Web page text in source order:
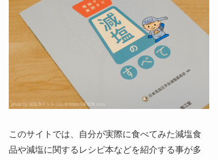
このサイトでは、自分が実際に食べてみた減塩食
品や減塩に関するレシピ本などを紹介する事が多